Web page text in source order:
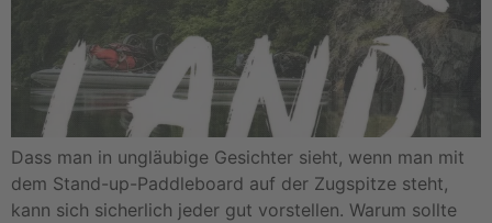
Dass man in ungläubige Gesichter sieht, wenn man mit
dem Stand-up-Paddleboard auf der Zugspitze steht,
kann sich sicherlich jeder gut vorstellen. Warum sollte